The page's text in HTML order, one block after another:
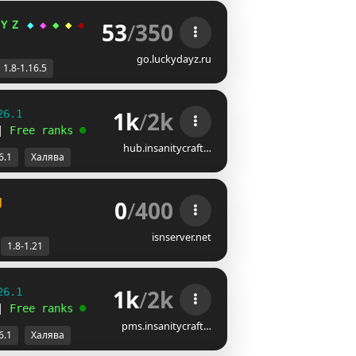
Ｚ ◆ ◆ ◆ ◆ ◆ |ОРУЖИЯ |КЛАНЫ ЗОМБИ
53/350
go.luckydayz.ru
1.8-1.16.5
Free ranks ☻ 1k/2k
hub.insanitycraft…
Халява
0/400
isnserver.net
1.8-1.21
Free ranks ☻ 1k/2k
pms.insanitycraft…
Халява